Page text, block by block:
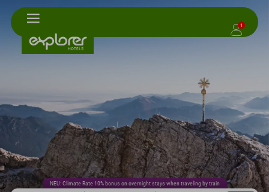
1
NEU: Climate Rate 10% bonus on overnight stays when traveling by train